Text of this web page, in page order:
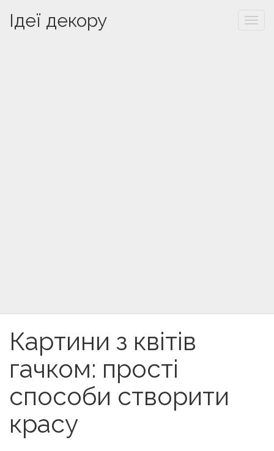
Ідеї декору
Картини з квітів
гачком: прості
способи створити
красу